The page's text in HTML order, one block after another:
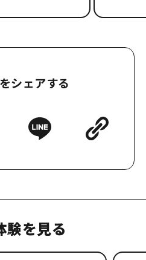
シェアする
験を見る